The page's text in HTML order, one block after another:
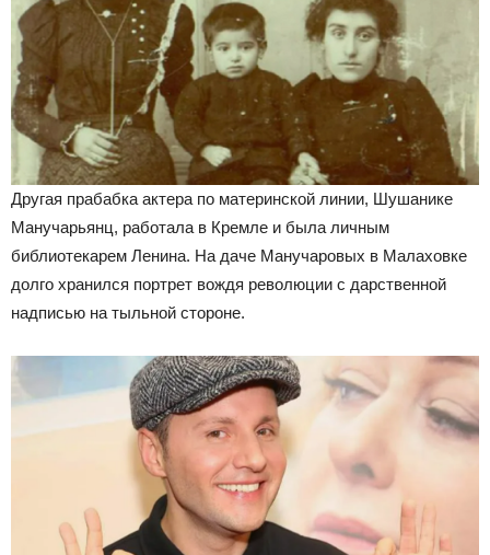
Другая прабабка актера по материнской линии, Шушанике
Манучарьянц, работала в Кремле и была личным
библиотекарем Ленина. На даче Манучаровых в Малаховке
долго хранился портрет вождя революции с дарственной
надписью на тыльной стороне.